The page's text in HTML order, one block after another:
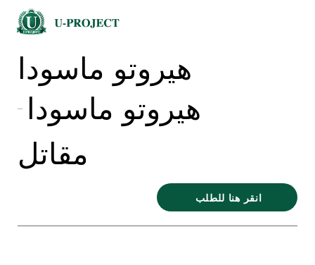
هيروتو ماسودا
هيروتو ماسودا
مقاتل
انقر هنا للطلب